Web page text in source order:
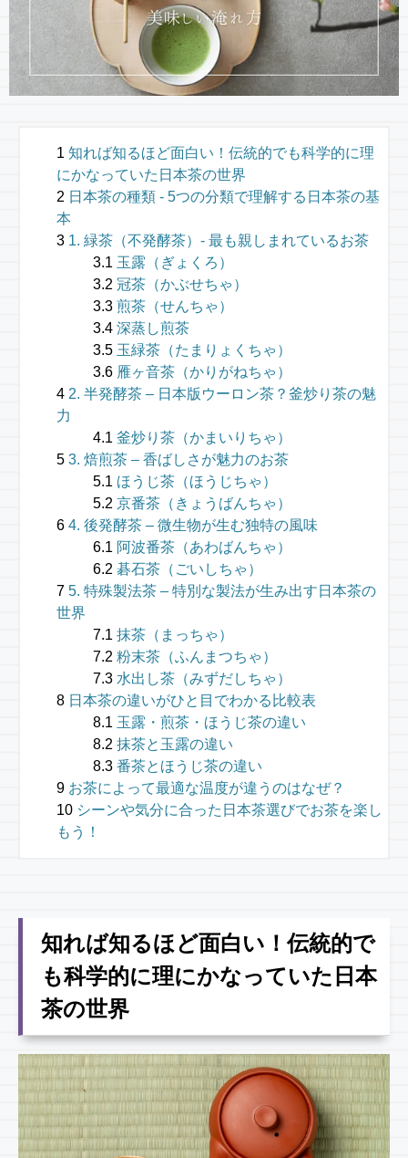
知れば知るほど面白い！伝統的でも科学的に理
にかなっていた日本茶の世界
日本茶の種類 - 5つの分類で理解する日本茶の基
本
1. 緑茶（不発酵茶）- 最も親しまれているお茶
玉露（ぎょくろ）
冠茶（かぶせちゃ）
煎茶（せんちゃ）
深蒸し煎茶
玉緑茶（たまりょくちゃ）
雁ヶ音茶（かりがねちゃ）
2. 半発酵茶 – 日本版ウーロン茶？釜炒り茶の魅
力
釜炒り茶（かまいりちゃ）
3. 焙煎茶 – 香ばしさが魅力のお茶
ほうじ茶（ほうじちゃ）
京番茶（きょうばんちゃ）
4. 後発酵茶 – 微生物が生む独特の風味
阿波番茶（あわばんちゃ）
碁石茶（ごいしちゃ）
5. 特殊製法茶 – 特別な製法が生み出す日本茶の
世界
抹茶（まっちゃ）
粉末茶（ふんまつちゃ）
水出し茶（みずだしちゃ）
日本茶の違いがひと目でわかる比較表
玉露・煎茶・ほうじ茶の違い
抹茶と玉露の違い
番茶とほうじ茶の違い
お茶によって最適な温度が違うのはなぜ？
シーンや気分に合った日本茶選びでお茶を楽し
もう！
知れば知るほど面白い！伝統的で
も科学的に理にかなっていた日本
茶の世界